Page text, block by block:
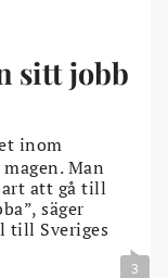
sitt jobb
inom
Man
att gå till
säger
till Sveriges
3